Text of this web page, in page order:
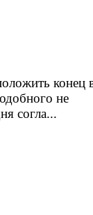
конец
не
согла...